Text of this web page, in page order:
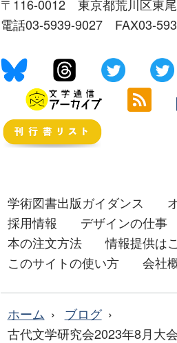
〒116-0012 東京都荒川区東
電話03-5939-9027 FAX03-
学術図書出版ガイダンス
採用情報
デザインの仕事
本の注文方法
情報提供は
このサイトの使い方
会社
ホーム
ブログ
古代文学研究会2023年8月大